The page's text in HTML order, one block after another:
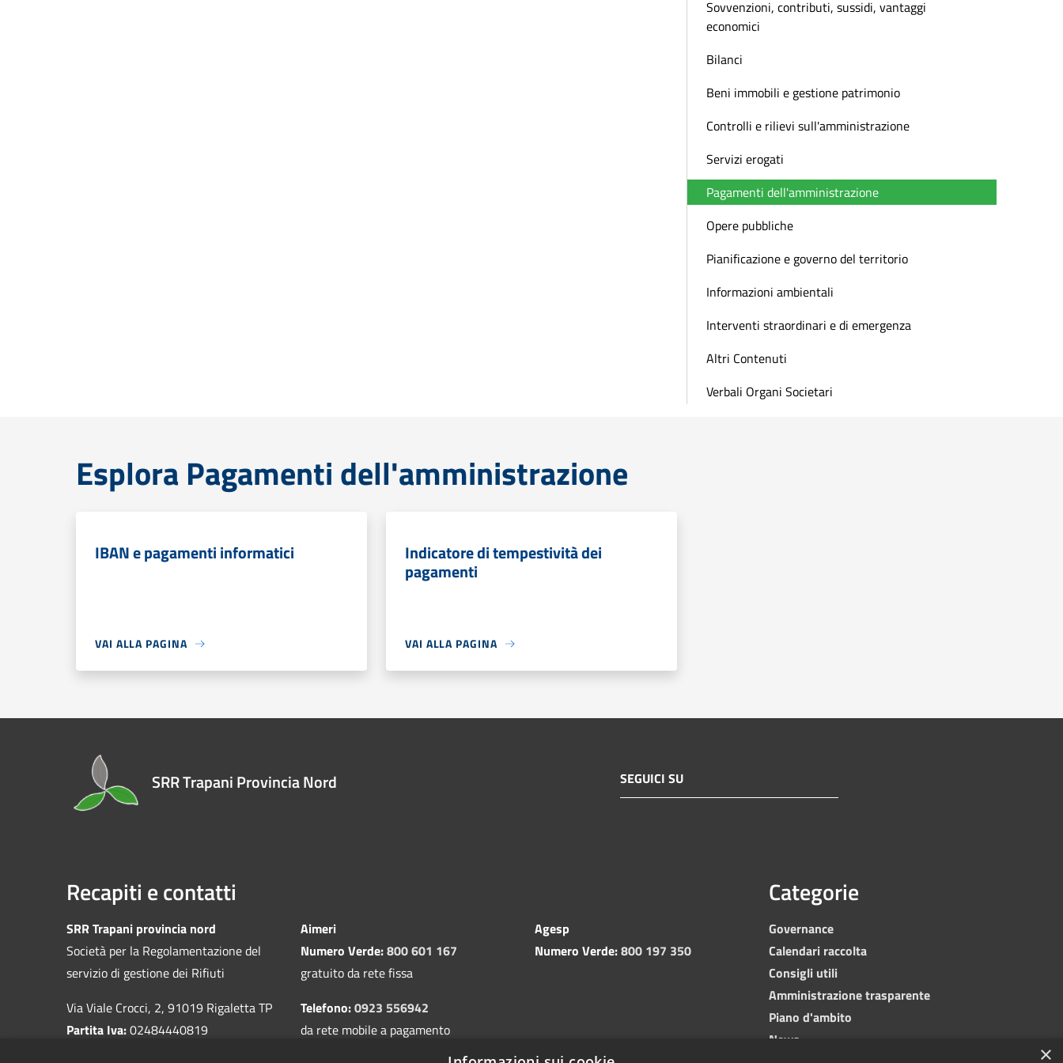
Sovvenzioni, contributi, sussidi, vantaggi
economici
Bilanci
Beni immobili e gestione patrimonio
Controlli e rilievi sull'amministrazione
Servizi erogati
Pagamenti dell'amministrazione
Opere pubbliche
Pianificazione e governo del territorio
Informazioni ambientali
Interventi straordinari e di emergenza
Altri Contenuti
Verbali Organi Societari
Esplora Pagamenti dell'amministrazione
IBAN e pagamenti informatici
VAI ALLA PAGINA
Indicatore di tempestività dei
pagamenti
VAI ALLA PAGINA
SRR Trapani Provincia Nord SEGUICI SU
Recapiti e contatti
SRR Trapani provincia nord
Società per la Regolamentazione del
servizio di gestione dei Rifiuti
Via Viale Crocci, 2, 91019 Rigaletta TP
Partita Iva:02484440819
Aimeri
Numero Verde:800 601 167
gratuito da rete fissa
Telefono:0923 556942
da rete mobile a pagamento
Agesp
Numero Verde:800 197 350
Categorie
Governance
Calendari raccolta
Consigli utili
Amministrazione trasparente
Piano d'ambito
News
×